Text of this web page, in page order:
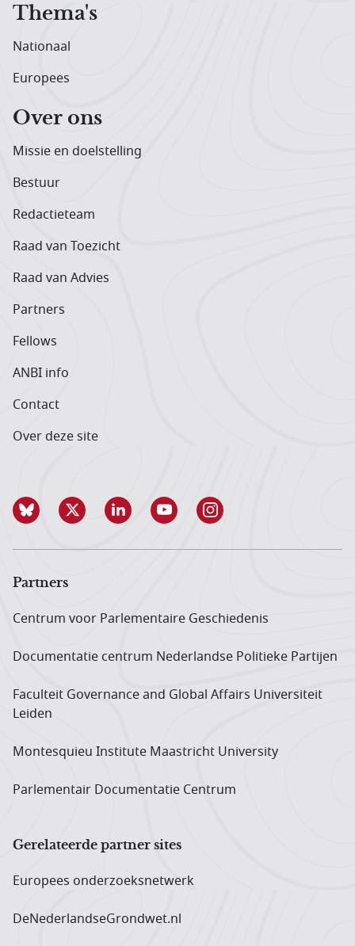
Thema's
Nationaal
Europees
Over ons
Missie en doelstelling
Bestuur
Redactieteam
Raad van Toezicht
Raad van Advies
Partners
Fellows
ANBI info
Contact
Over deze site
Partners
Centrum voor Parlementaire Geschiedenis
Documentatie centrum Neder­landse Politieke Partijen
Faculteit Governance and Global Affairs Universiteit
Leiden
Montesquieu Institute Maastricht University
Parlementair Documentatie Centrum
Gerelateerde partner sites
Europees onderzoeks­netwerk
DeNederlandseGrondwet.nl